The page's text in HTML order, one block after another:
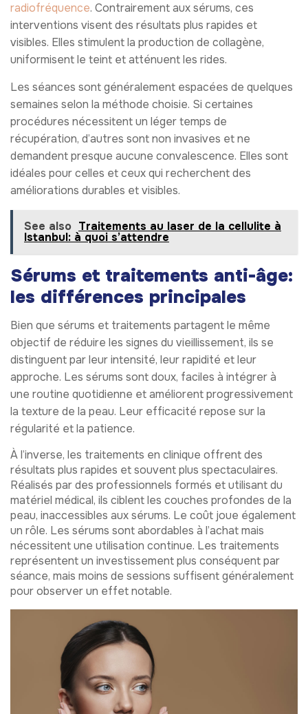
radiofréquence. Contrairement aux sérums, ces
interventions visent des résultats plus rapides et
visibles. Elles stimulent la production de collagène,
uniformisent le teint et atténuent les rides.
Les séances sont généralement espacées de quelques
semaines selon la méthode choisie. Si certaines
procédures nécessitent un léger temps de
récupération, d’autres sont non invasives et ne
demandent presque aucune convalescence. Elles sont
idéales pour celles et ceux qui recherchent des
améliorations durables et visibles.
See also Traitements au laser de la cellulite à
Istanbul: à quoi s’attendre
Sérums et traitements anti-âge:
les différences principales
Bien que sérums et traitements partagent le même
objectif de réduire les signes du vieillissement, ils se
distinguent par leur intensité, leur rapidité et leur
approche. Les sérums sont doux, faciles à intégrer à
une routine quotidienne et améliorent progressivement
la texture de la peau. Leur efficacité repose sur la
régularité et la patience.
À l’inverse, les traitements en clinique offrent des
résultats plus rapides et souvent plus spectaculaires.
Réalisés par des professionnels formés et utilisant du
matériel médical, ils ciblent les couches profondes de la
peau, inaccessibles aux sérums. Le coût joue également
un rôle. Les sérums sont abordables à l’achat mais
nécessitent une utilisation continue. Les traitements
représentent un investissement plus conséquent par
séance, mais moins de sessions suffisent généralement
pour observer un effet notable.